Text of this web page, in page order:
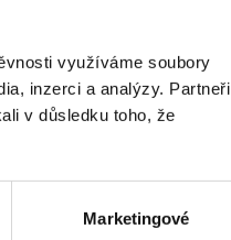
využíváme soubory
inzerci a analýzy. Partneři
v důsledku toho, že
Marketingové